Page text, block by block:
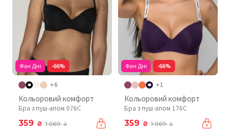
Фан Дні -66%
+6
Кольоровий комфорт
Бра з пуш-апом 076C
359 ₴ 1 069₴
Фан Дні -66%
+1
Кольоровий комфорт
Бра з пуш-апом 176C
359 ₴ 1 069₴